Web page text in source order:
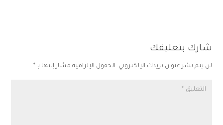
شارك بتعليقك
لن يتم نشر عنوان بريدك الإلكتروني. الحقول الإلزامية مشار إليها بـ *